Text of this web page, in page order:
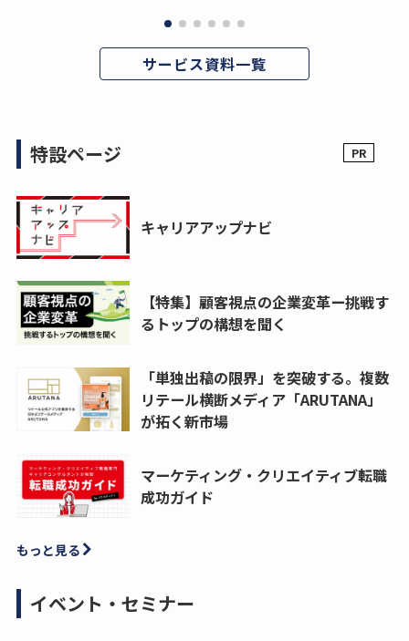
サービス資料一覧
特設ページ
キャリアアップナビ
【特集】顧客視点の企業変革ー挑戦す
るトップの構想を聞く
「単独出稿の限界」を突破する。複数
リテール横断メディア「ARUTANA」
が拓く新市場
マーケティング・クリエイティブ転職
成功ガイド
もっと見る
イベント・セミナー